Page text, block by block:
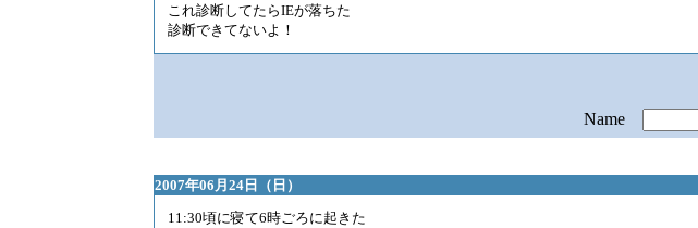
これ診断してたらIEが落ちた
診断できてないよ！
Name
2007年06月24日（日）
11:30頃に寝て6時ごろに起きた